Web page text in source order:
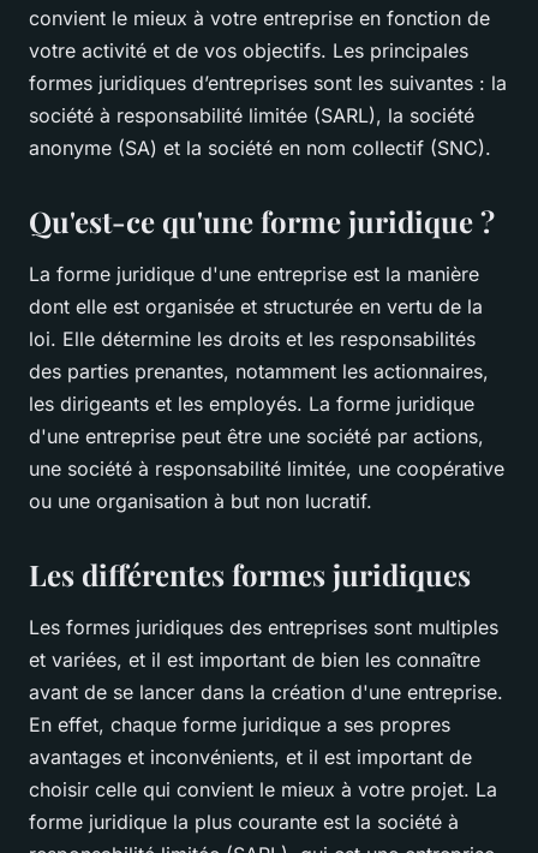
convient le mieux à votre entreprise en fonction de
votre activité et de vos objectifs. Les principales
formes juridiques d’entreprises sont les suivantes : la
société à responsabilité limitée (SARL), la société
anonyme (SA) et la société en nom collectif (SNC).
Qu'est-ce qu'une forme juridique ?
La forme juridique d'une entreprise est la manière
dont elle est organisée et structurée en vertu de la
loi. Elle détermine les droits et les responsabilités
des parties prenantes, notamment les actionnaires,
les dirigeants et les employés. La forme juridique
d'une entreprise peut être une société par actions,
une société à responsabilité limitée, une coopérative
ou une organisation à but non lucratif.
Les différentes formes juridiques
Les formes juridiques des entreprises sont multiples
et variées, et il est important de bien les connaître
avant de se lancer dans la création d'une entreprise.
En effet, chaque forme juridique a ses propres
avantages et inconvénients, et il est important de
choisir celle qui convient le mieux à votre projet. La
forme juridique la plus courante est la société à